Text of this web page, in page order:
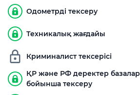
Одометрді тексеру
Техникалық жағдайы
Криминалист тексерісі
ҚР және РФ деректер базалар
бойынша тексеру